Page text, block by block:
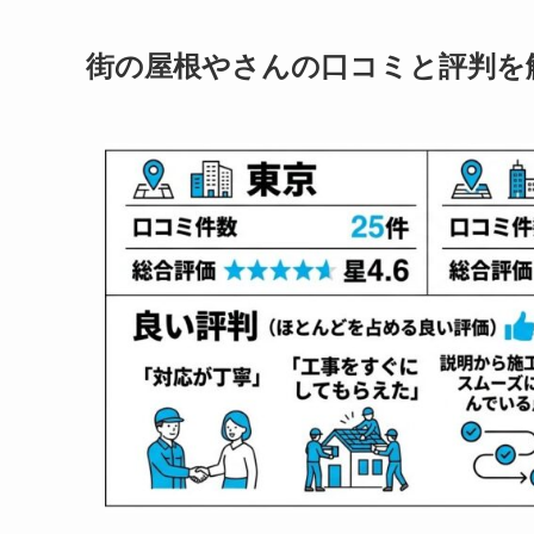
街の屋根やさんの口コミと評判を